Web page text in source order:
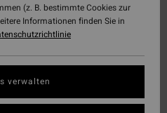
(z. B. bestimmte Cookies zur
Informationen finden Sie in
verwalten